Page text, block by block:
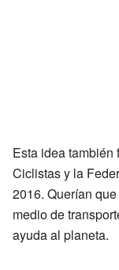
Esta idea
Ciclistas y la
2016. Querían
medio de
ayuda al planeta.